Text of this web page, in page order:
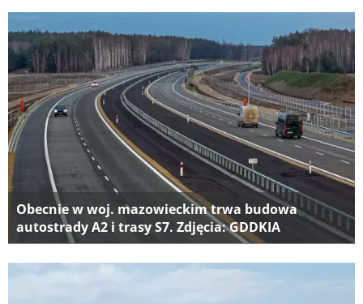
Obecnie w woj. mazowieckim trwa budowa
autostrady A2 i trasy S7. Zdjęcia: GDDKIA